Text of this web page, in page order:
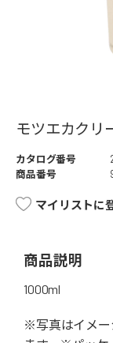
モツエカク
カタログ番号
商品番号
マイリストに
商品説明
1000ml
※写真はイメー